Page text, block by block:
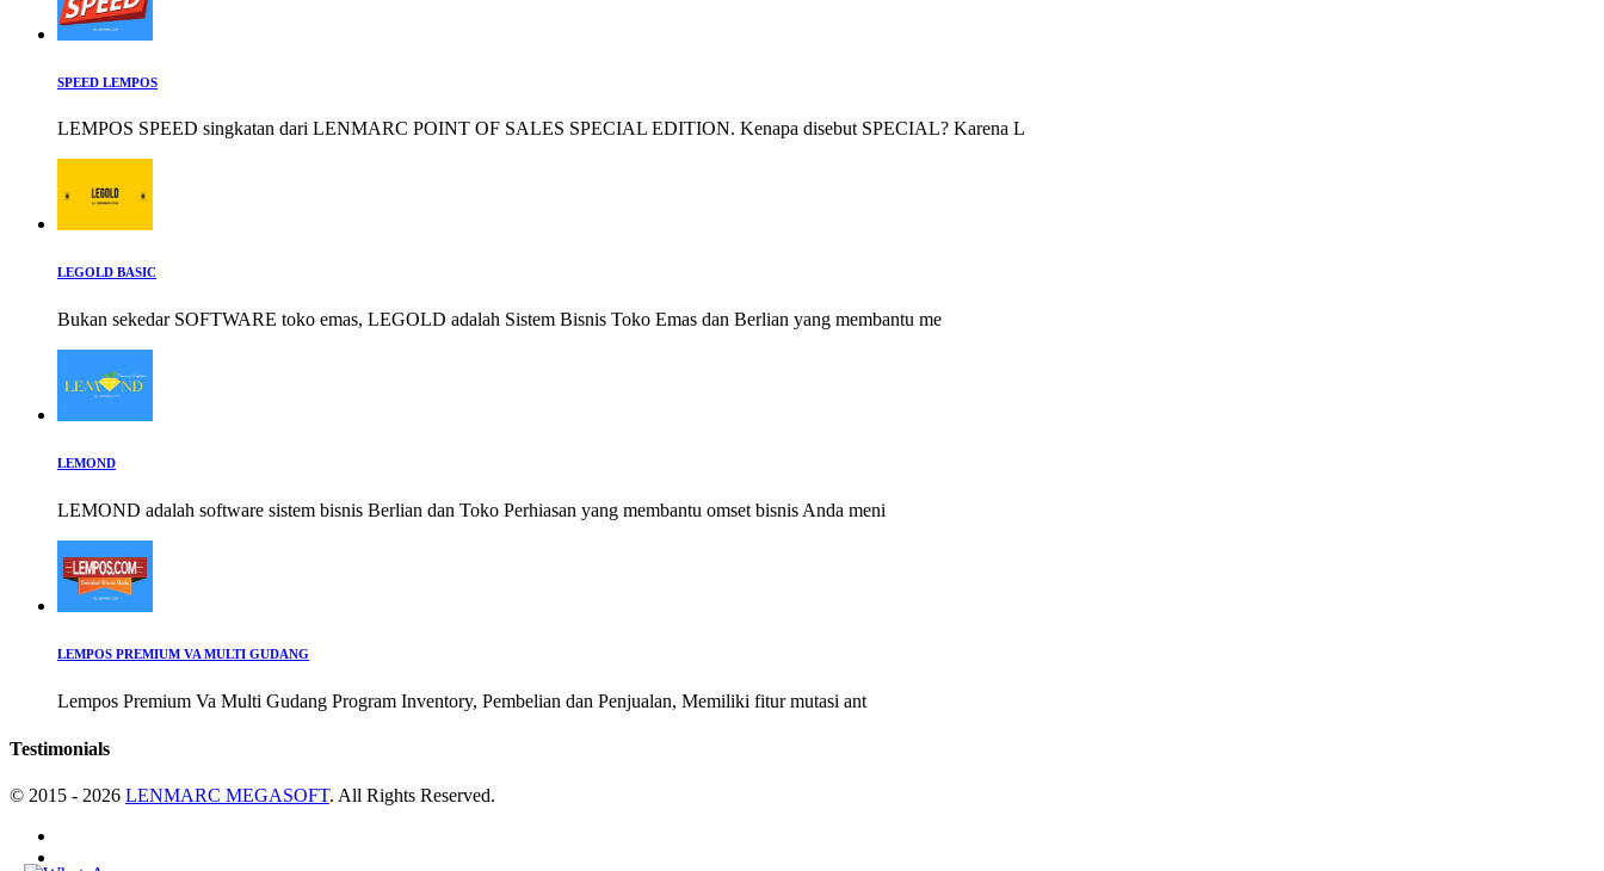
SPEED LEMPOS
LEMPOS SPEED singkatan dari LENMARC POINT OF SALES SPECIAL EDITION. Kenapa disebut SPECIAL? Karena L
LEGOLD BASIC
Bukan sekedar SOFTWARE toko emas, LEGOLD adalah Sistem Bisnis Toko Emas dan Berlian yang membantu me
LEMOND
LEMOND adalah software sistem bisnis Berlian dan Toko Perhiasan yang membantu omset bisnis Anda meni
LEMPOS PREMIUM VA MULTI GUDANG
Lempos Premium Va Multi Gudang Program Inventory, Pembelian dan Penjualan, Memiliki fitur mutasi ant
Testimonials
© 2015 - 2026 LENMARC MEGASOFT. All Rights Reserved.